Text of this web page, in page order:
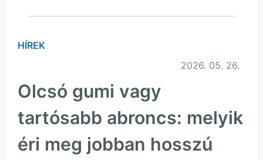
HÍREK
2026. 05. 26.
Olcsó gumi vagy
tartósabb abroncs: melyik
éri meg jobban hosszú